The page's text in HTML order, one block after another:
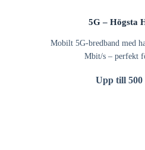
5G – Högsta
Mobilt 5G-bredband med
Mbit/s – perfekt
Upp till 500